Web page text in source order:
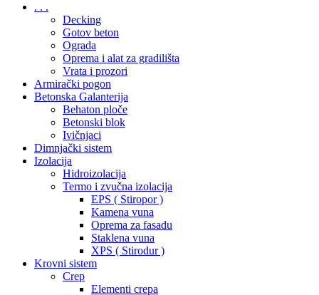
. . .
Decking
Gotov beton
Ograda
Oprema i alat za gradilišta
Vrata i prozori
Armirački pogon
Betonska Galanterija
Behaton ploče
Betonski blok
Ivičnjaci
Dimnjački sistem
Izolacija
Hidroizolacija
Termo i zvučna izolacija
EPS ( Stiropor )
Kamena vuna
Oprema za fasadu
Staklena vuna
XPS ( Stirodur )
Krovni sistem
Crep
Elementi crepa